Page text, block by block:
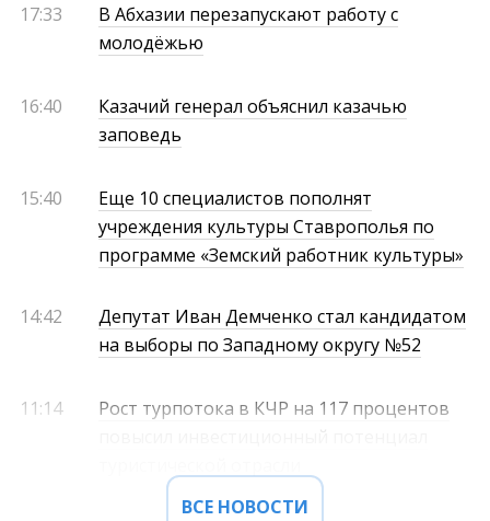
17:33
В Абхазии перезапускают работу с
молодёжью
16:40
Казачий генерал объяснил казачью
заповедь
15:40
Еще 10 специалистов пополнят
учреждения культуры Ставрополья по
программе «Земский работник культуры»
14:42
Депутат Иван Демченко стал кандидатом
на выборы по Западному округу №52
11:14
Рост турпотока в КЧР на 117 процентов
ВСЕ НОВОСТИ